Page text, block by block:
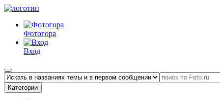
Фотогора
Вход
Категории